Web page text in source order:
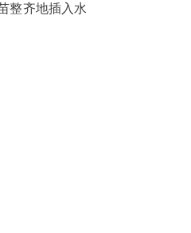
整齐地插入水